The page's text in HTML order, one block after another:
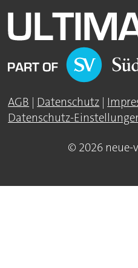
AGB | Datenschutz |
Datenschutz-
© 2026 neue-